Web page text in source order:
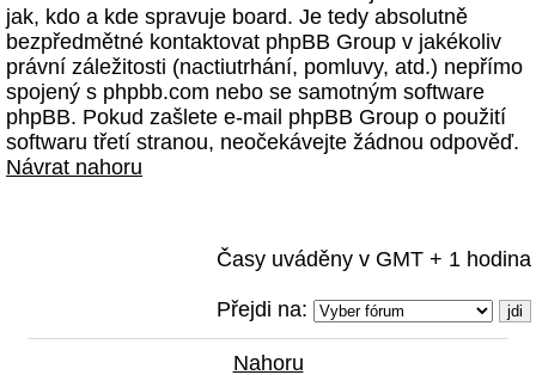
jak, kdo a kde spravuje board. Je tedy absolutně
bezpředmětné kontaktovat phpBB Group v jakékoliv
právní záležitosti (nactiutrhání, pomluvy, atd.) nepřímo
spojený s phpbb.com nebo se samotným software
phpBB. Pokud zašlete e-mail phpBB Group o použití
softwaru třetí stranou, neočekávejte žádnou odpověď.
Návrat nahoru
Časy uváděny v GMT + 1 hodina
Přejdi na:
Nahoru